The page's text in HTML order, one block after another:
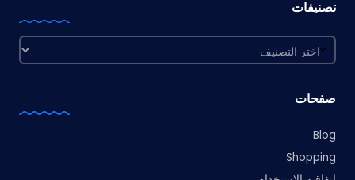
تصنيفات
تصنيفات
صفحات
Blog
Shopping